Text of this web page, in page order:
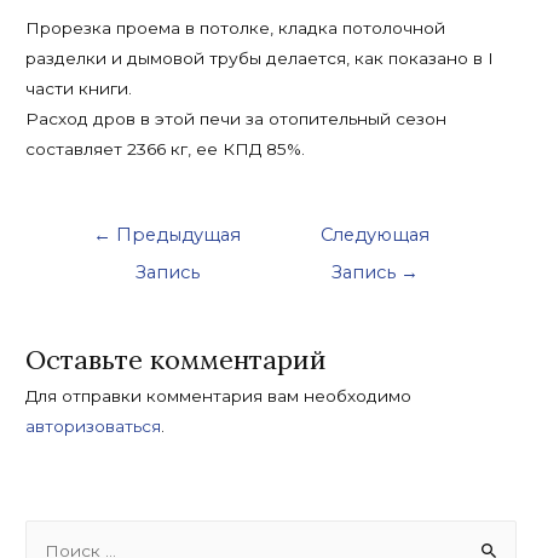
Прорезка проема в потолке, кладка потолочной
разделки и дымовой трубы делается, как показано в I
части книги.
Расход дров в этой печи за отопительный сезон
составляет 2366 кг, ее КПД 85%.
Навигация
← Предыдущая
Запись
Следующая
Запись →
Оставьте комментарий
Для отправки комментария вам необходимо
авторизоваться